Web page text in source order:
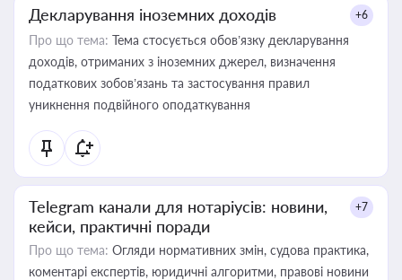
Декларування іноземних доходів +6
Про що тема: Тема стосується обов’язку декларування
доходів, отриманих з іноземних джерел, визначення
податкових зобов’язань та застосування правил
уникнення подвійного оподаткування
Telegram канали для нотаріусів: новини,
кейси, практичні поради
+7
Про що тема: Огляди нормативних змін, судова практика,
коментарі експертів, юридичні алгоритми, правові новини